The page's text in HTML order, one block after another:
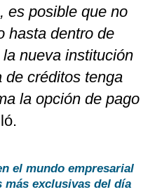
es posible que no
hasta dentro de
nueva institución
de créditos tenga
la opción de pago
el mundo empresarial
exclusivas del día